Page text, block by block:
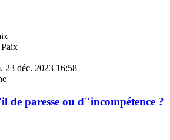
23 déc. 2023 16:58
de paresse ou d"incompétence ?